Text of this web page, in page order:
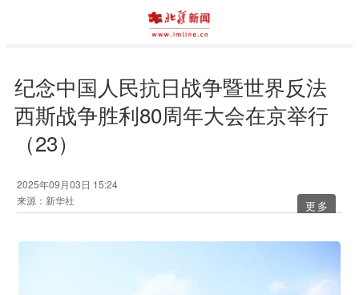
纪念中国人民抗日战争暨世界反法
西斯战争胜利80周年大会在京举行
（23）
2025年09月03日 15:24
来源：新华社
更多